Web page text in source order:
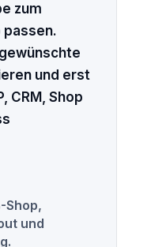
zum
und erst
CRM, Shop
Shop,
und